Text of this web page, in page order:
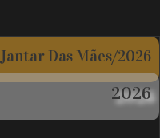
Jantar Das Mães/2026
2026